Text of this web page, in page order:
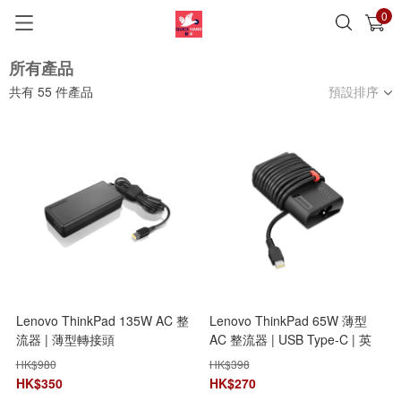
0
已加入購物車 查看
所有產品
共有 55 件產品 預設排序
Lenovo ThinkPad 135W AC 整
流器 | 薄型轉接頭
(4X20E50566)
HK$980
HK$350
Lenovo ThinkPad 65W 薄型
AC 整流器 | USB Type-C | 英
國/香港/新加坡/斯里蘭卡
(4X20V24682)
HK$398
HK$270